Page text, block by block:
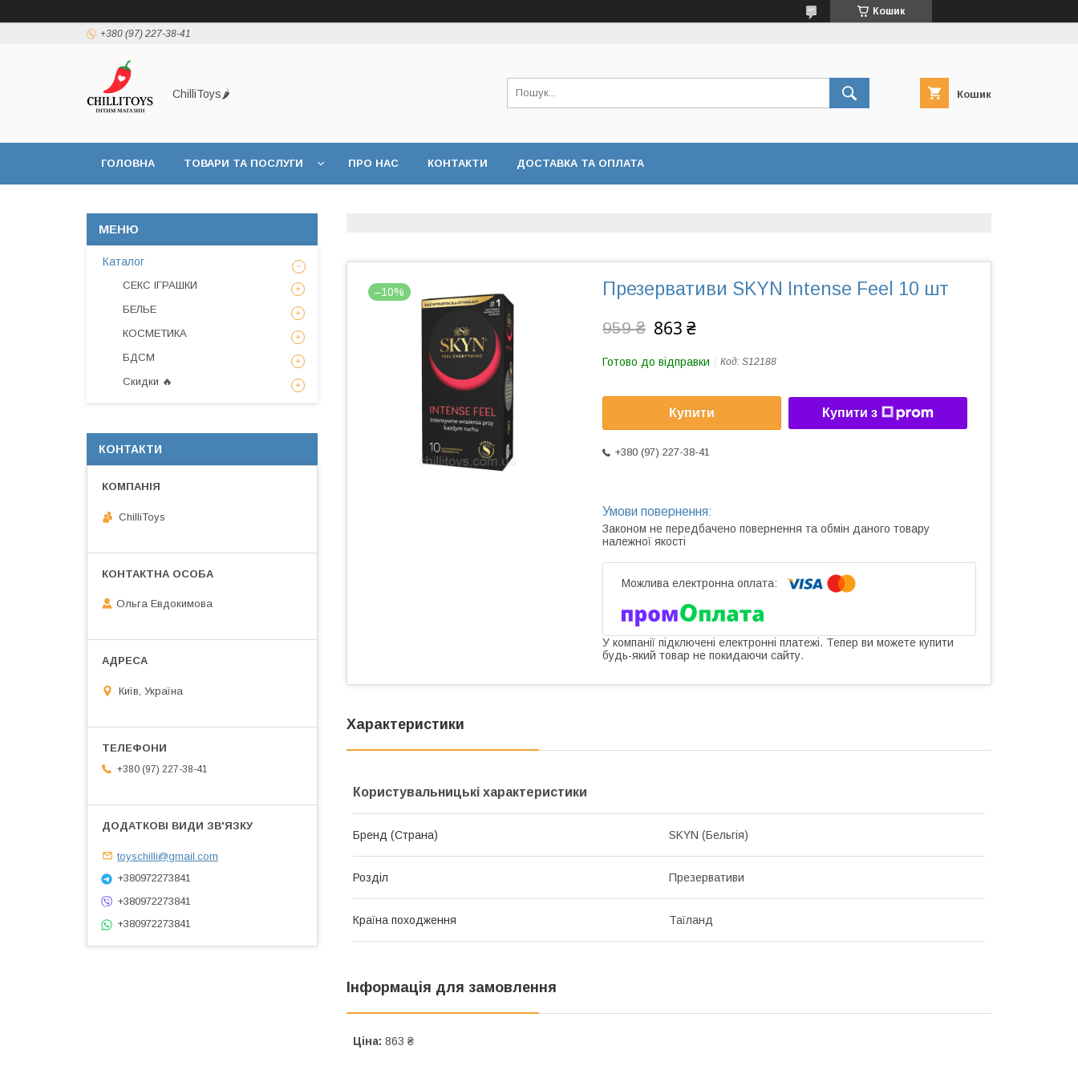
Кошик
+380 (97) 227-38-41
ChilliToys🌶️ Кошик
ГОЛОВНА ТОВАРИ ТА ПОСЛУГИ ПРО НАС КОНТАКТИ ДОСТАВКА ТА ОПЛАТА
–10% Презервативи SKYN Intense Feel 10 шт
959 ₴ 863 ₴
Готово до відправки Код: S12188
Купити Купити з
+380 (97) 227-38-41
Законом не передбачено повернення та обмін даного товару
належної якості
У компанії підключені електронні платежі. Тепер ви можете купити
будь-який товар не покидаючи сайту.
Характеристики
Користувальницькі характеристики
Бренд (Страна) SKYN (Бельгія)
Розділ Презервативи
Країна походження Таїланд
Інформація для замовлення
Ціна: 863 ₴
Каталог
СЕКС ІГРАШКИ
БЕЛЬЕ
КОСМЕТИКА
БДСМ
Скидки 🔥
КОНТАКТИ
ChilliToys
Ольга Евдокимова
Київ, Україна
+380 (97) 227-38-41
toyschilli@gmail.com
+380972273841
+380972273841
+380972273841